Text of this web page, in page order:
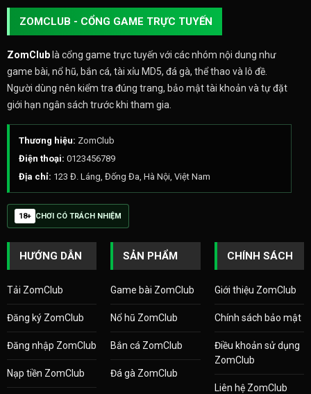
ZOMCLUB - CỔNG GAME TRỰC TUYẾN
ZomClublà cổng game trực tuyến với các nhóm nội dung như
game bài, nổ hũ, bắn cá, tài xỉu MD5, đá gà, thể thao và lô đề.
Người dùng nên kiểm tra đúng trang, bảo mật tài khoản và tự đặt
giới hạn ngân sách trước khi tham gia.
Thương hiệu: ZomClub
Điện thoại: 0123456789
Địa chỉ: 123 Đ. Láng, Đống Đa, Hà Nội, Việt Nam
18+ CHƠI CÓ TRÁCH NHIỆM
HƯỚNG DẪN
Tải ZomClub
Đăng ký ZomClub
Đăng nhập ZomClub
Nạp tiền ZomClub
SẢN PHẨM
Game bài ZomClub
Nổ hũ ZomClub
Bắn cá ZomClub
Đá gà ZomClub
CHÍNH SÁCH
Giới thiệu ZomClub
Chính sách bảo mật
Điều khoản sử dụng
ZomClub
Liên hệ ZomClub